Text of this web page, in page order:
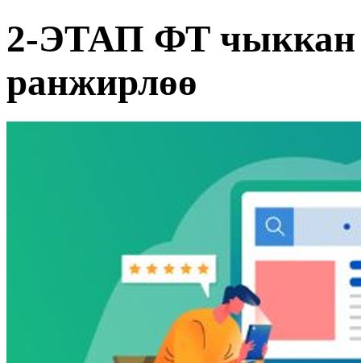
2-ЭТАП ФТ чыккан
ранжирлөө